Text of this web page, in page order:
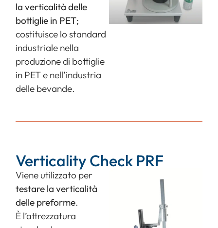
la verticalità delle
bottiglie in PET;
costituisce lo standard
industriale nella
produzione di bottiglie
in PET e nell’industria
delle bevande.
Verticality Check PRF
Viene utilizzato per
testare la verticalità
delle preforme.
È l’attrezzatura